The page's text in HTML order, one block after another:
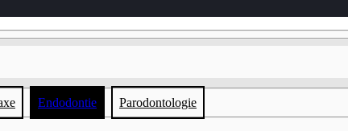
Endodontie Parodontologie